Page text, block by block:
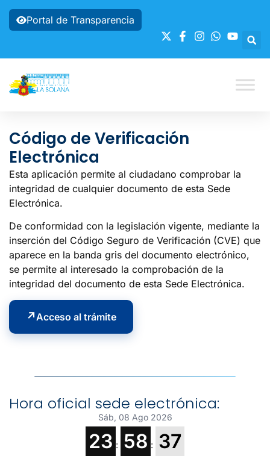
Portal de Transparencia
Código de Verificación
Electrónica
Esta aplicación permite al ciudadano comprobar la
integridad de cualquier documento de esta Sede
Electrónica.
De conformidad con la legislación vigente, mediante la
inserción del Código Seguro de Verificación (CVE) que
aparece en la banda gris del documento electrónico,
se permite al interesado la comprobación de la
integridad del documento de esta Sede Electrónica.
Acceso al trámite
Hora oficial sede electrónica:
Sáb, 08 Ago 2026
23 : 58 : 37